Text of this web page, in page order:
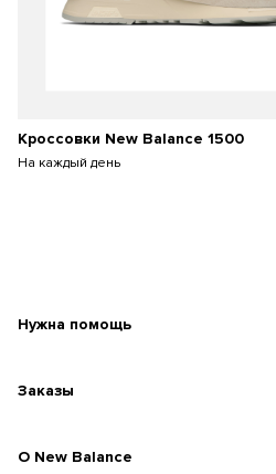
Кроссовки New Balance 1500
На каждый день
Нужна помощь
Заказы
O New Balance